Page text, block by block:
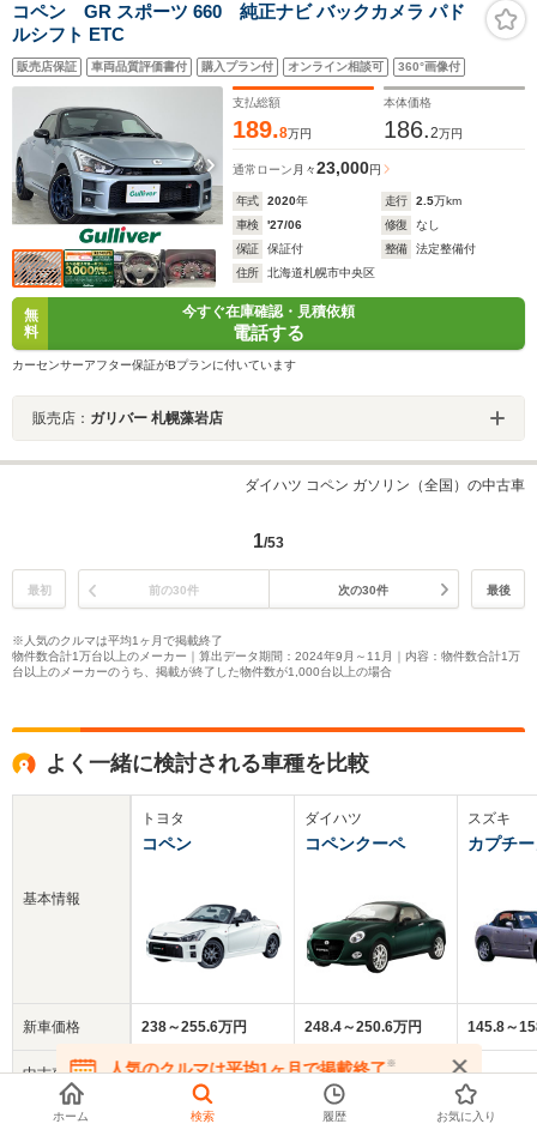
コペン GR スポーツ 660 純正ナビ バックカメラ パド
ルシフト ETC
販売店保証 車両品質評価書付 購入プラン付 オンライン相談可 360°画像付
支払総額
189.8万円
本体価格
186.2万円
通常ローン 月々23,000円
年式 2020年 走行 2.5万km
車検
'27/06 修復
なし
保証
保証付 整備
法定整備付
住所
北海道札幌市中央区
無
料
今すぐ在庫確認・見積依頼
電話する
カーセンサーアフター保証がBプランに付いています
販売店： ガリバー 札幌藻岩店
ダイハツ コペン ガソリン（全国）の中古車
1/53
最初 前の30件 次の30件 最後
※人気のクルマは平均1ヶ月で掲載終了
物件数合計1万台以上のメーカー｜算出データ期間：2024年9月～11月｜内容：物件数合計1万
台以上のメーカーのうち、掲載が終了した物件数が1,000台以上の場合
よく一緒に検討される車種を比較
基本情報
新車価格
中古車
平均価格
トヨタ
コペン
238～255.6万円
210.8万円
ダイハツ
コペンクーペ
248.4～250.6万円
252.8万円
スズキ
カプチ
145.8～
130.4万円
人気のクルマは平均1ヶ月で掲載終了※
在庫が無くなる前にお問い合わせください
ホーム 検索 履歴 お気に入り